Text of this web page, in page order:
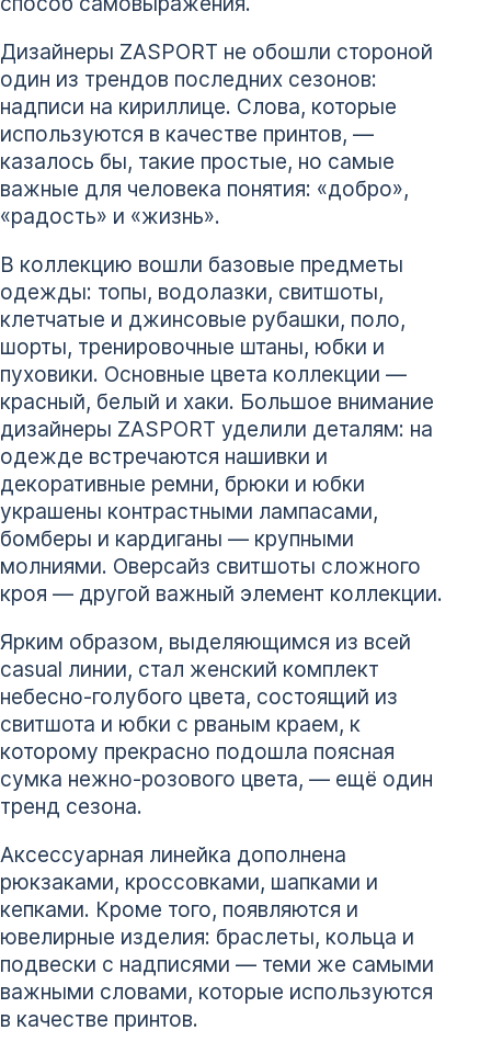
Дизайнеры ZASPORT не обошли стороной
один из трендов последних сезонов:
надписи на кириллице. Слова, которые
используются в качестве принтов, —
казалось бы, такие простые, но самые
важные для человека понятия: «добро»,
«радость» и «жизнь».
В коллекцию вошли базовые предметы
одежды: топы, водолазки, свитшоты,
клетчатые и джинсовые рубашки, поло,
шорты, тренировочные штаны, юбки и
пуховики. Основные цвета коллекции —
красный, белый и хаки. Большое внимание
дизайнеры ZASPORT уделили деталям: на
одежде встречаются нашивки и
декоративные ремни, брюки и юбки
украшены контрастными лампасами,
бомберы и кардиганы — крупными
молниями. Оверсайз свитшоты сложного
кроя — другой важный элемент коллекции.
Ярким образом, выделяющимся из всей
casual линии, стал женский комплект
небесно-голубого цвета, состоящий из
свитшота и юбки с рваным краем, к
которому прекрасно подошла поясная
сумка нежно-розового цвета, — ещё один
тренд сезона.
Аксессуарная линейка дополнена
рюкзаками, кроссовками, шапками и
кепками. Кроме того, появляются и
ювелирные изделия: браслеты, кольца и
подвески с надписями — теми же самыми
важными словами, которые используются
в качестве принтов.